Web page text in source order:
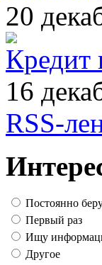
20
Кредит
16
RSS-
Постоянно
Первый раз
Ищу
Другое